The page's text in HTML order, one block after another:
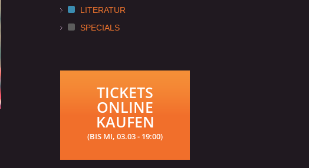
LITERATUR
SPECIALS
TICKETS
ONLINE
KAUFEN
(BIS MI, 03.03 - 19:00)